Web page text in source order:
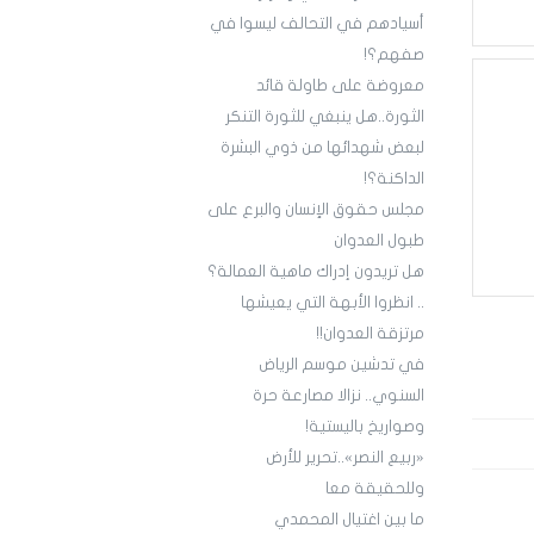
أسيادهم في التحالف ليسوا في
صفهم؟!
معروضة على طاولة قائد
الثورة..هل ينبغي للثورة التنكر
لبعض شهدائها من ذوي البشرة
الداكنة؟!
مجلس حقوق الإنسان والبرع على
طبول العدوان
هل تريدون إدراك ماهية العمالة؟
.. انظروا الأبهة التي يعيشها
مرتزقة العدوان!!
في تدشين موسم الرياض
السنوي.. نزالا مصارعة حرة
وصواريخ باليستية!
«ربيع النصر»..تحرير للأرض
وللحقيقة معا
ما بين اغتيال المحمدي